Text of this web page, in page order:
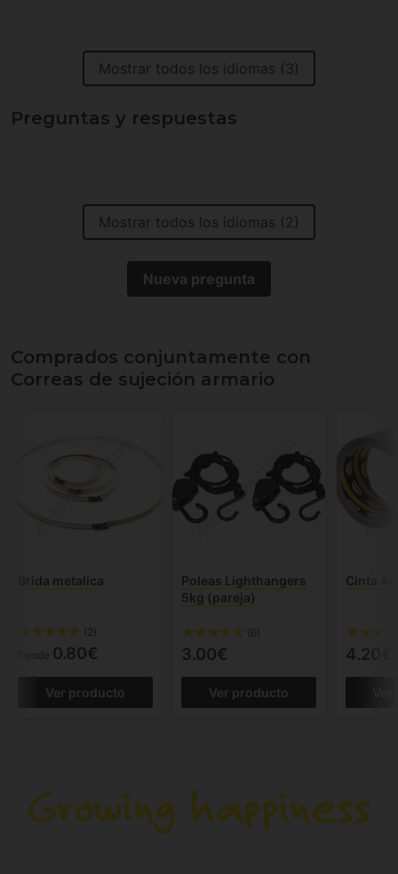
Mostrar todos los idiomas (3)
Preguntas y respuestas
Mostrar todos los idiomas (2)
Nueva pregunta
Comprados conjuntamente con
Correas de sujeción armario
Brida metalica
(2)
Desde 0.80€
Ver producto
Poleas Lighthangers
5kg (pareja)
(6)
3.00€
Ver producto
Cinta
4.20€